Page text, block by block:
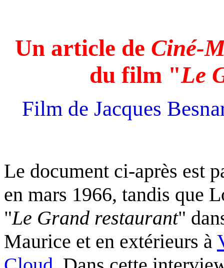
Un article de Ciné-
du film "Le
Film de Jacques
Le document ci-après est
en mars 1966, tandis que
"Le Grand restaurant"
Maurice et en extérieurs à